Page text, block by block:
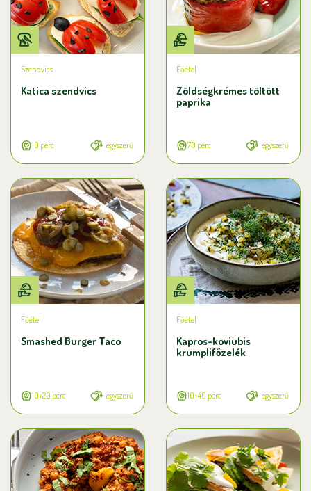
Szendvics
Katica szendvics
10 perc egyszerű
Főétel
Zöldségkrémes töltött
paprika
70 perc egyszerű
Főétel
Smashed Burger Taco
10+20 perc egyszerű
Főétel
Kapros-koviubis
krumplifőzelék
10+40 perc egyszerű